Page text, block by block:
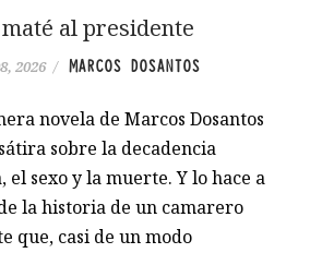
maté al presidente
2026 / MARCOS DOSANTOS
novela de Marcos Dosantos
sobre la decadencia
el sexo y la muerte. Y lo hace a
la historia de un camarero
que, casi de un modo